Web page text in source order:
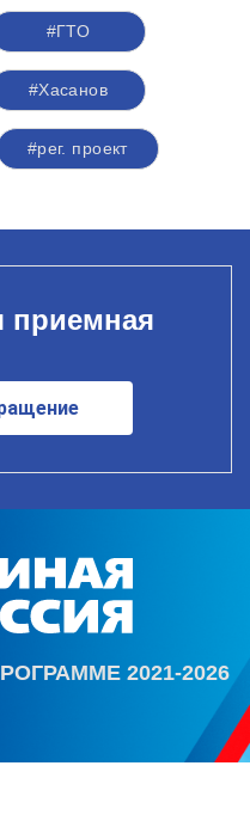
#ГТО
#Хасанов
#рег. проект
приемная
2021-2026